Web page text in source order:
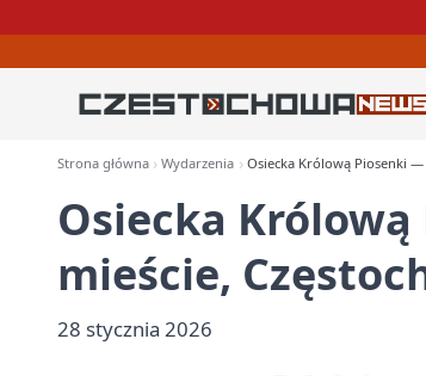
Strona główna Wydarzenia Osiecka Królową Piosenki
Osiecka
mieście,
28 stycznia 2026